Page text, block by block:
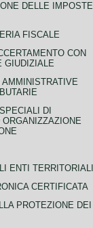
DELLE IMPOSTE
FISCALE
CON
GIUDIZIALE
DI
ENTI TERRITORIALI
CERTIFICATA
PROTEZIONE DEI